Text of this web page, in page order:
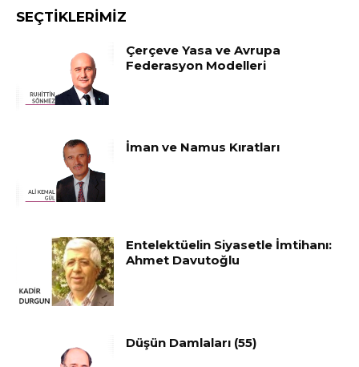
SEÇTIKLERIMIZ
Çerçeve Yasa ve Avrupa
Federasyon Modelleri
İman ve Namus Kıratları
Entelektüelin Siyasetle İmtihanı:
Ahmet Davutoğlu
Düşün Damlaları (55)